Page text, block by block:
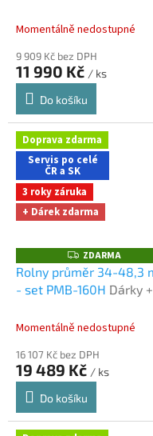
při nákupu na e-shopu
Momentálně nedostupné
9 909 Kč bez DPH
11 990 Kč / ks
Do košíku
Doprava zdarma
Servis po celé
ČR a SK
3 roky záruka
+ Dárek zdarma
Z
D
A
R
ZDARMA
Rolny průměr 34-48,3 mm
- set PMB-160H Dárky +
nákupu na e-shopu
Momentálně nedostupné
16 107 Kč bez DPH
19 489 Kč / ks
Do košíku